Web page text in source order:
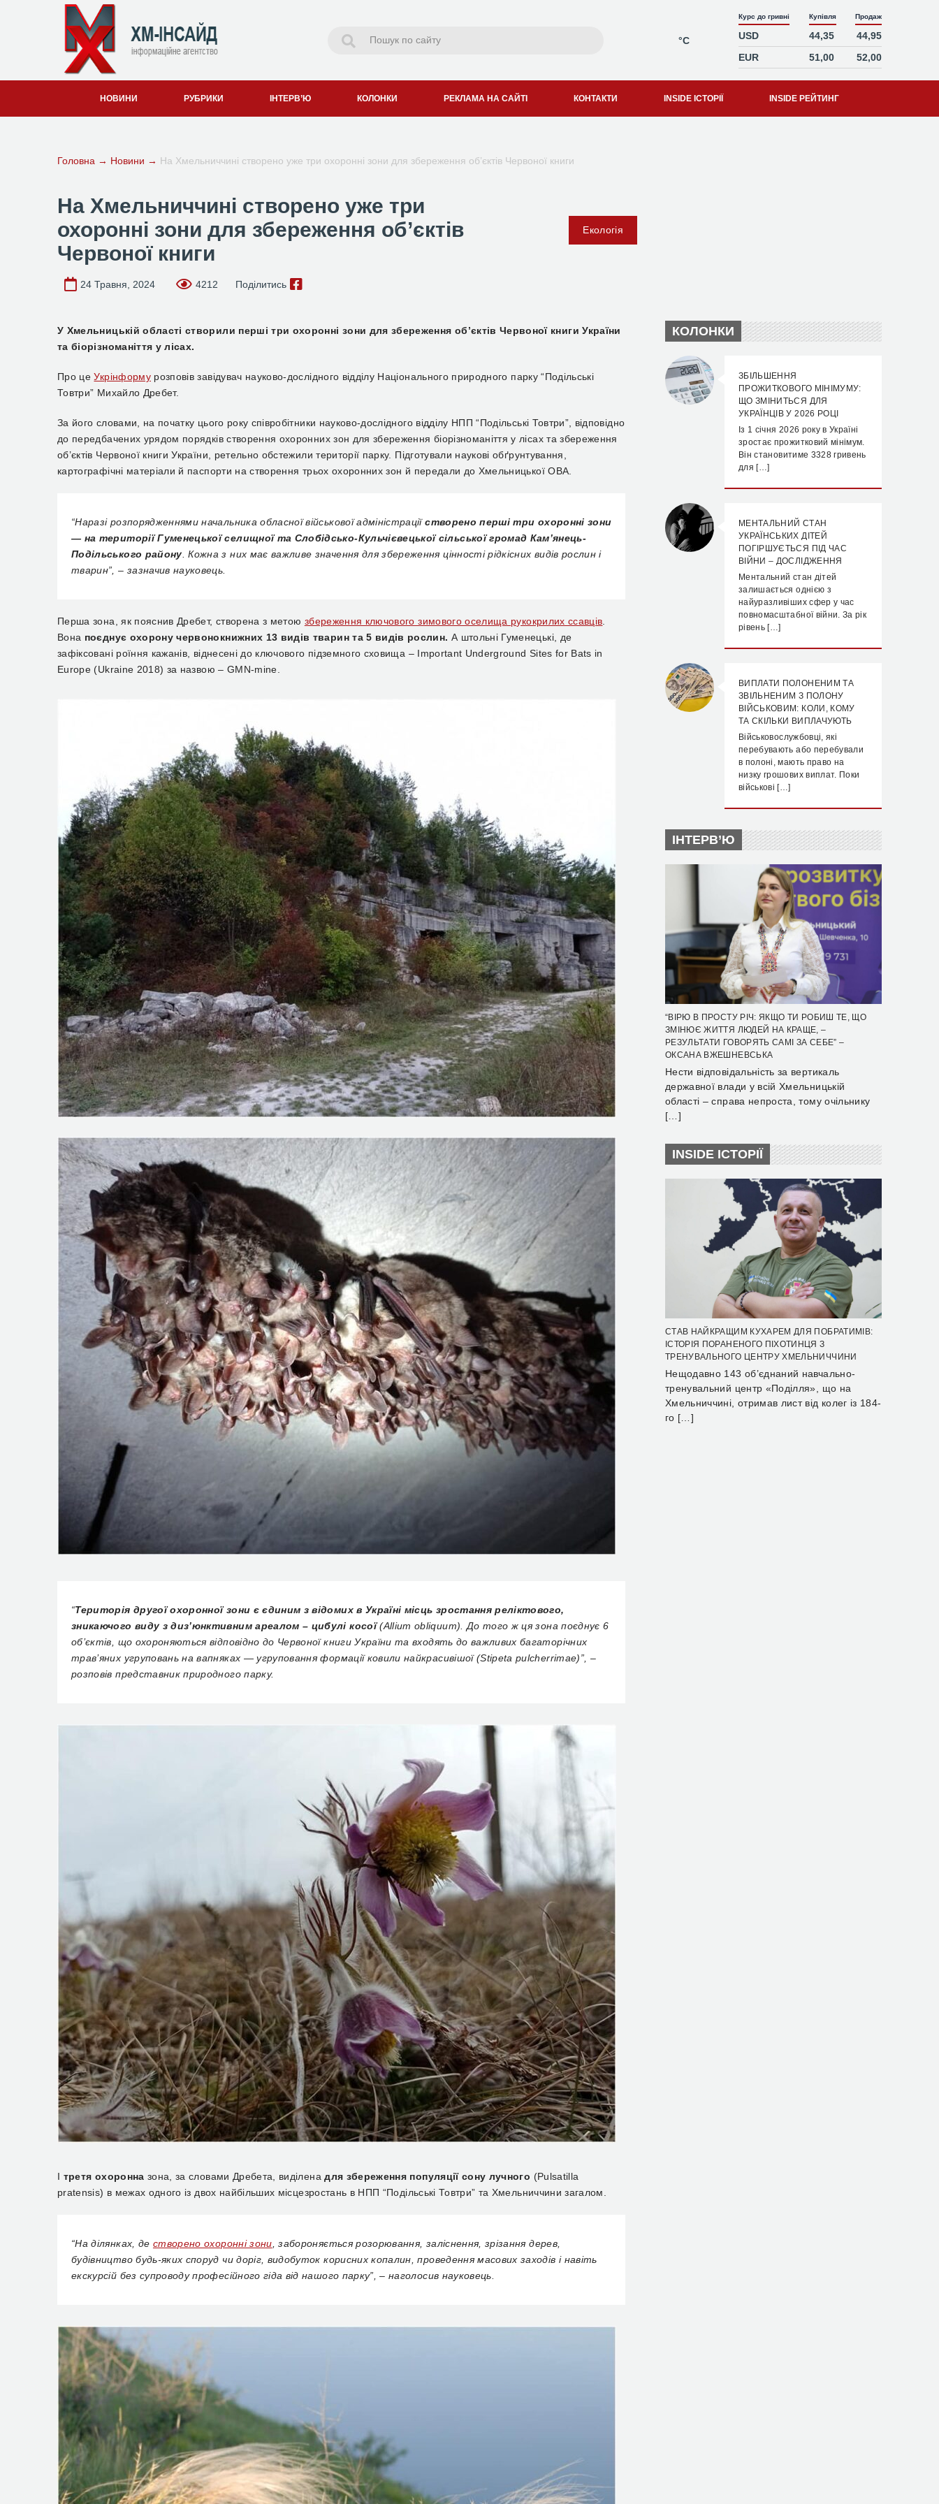
°C
Курс до гривні Купівля Продаж
USD 44,35
44,95
EUR
51,00 52,00
НОВИНИ РУБРИКИ ІНТЕРВ’Ю КОЛОНКИ РЕКЛАМА НА САЙТІ КОНТАКТИ INSIDE ІСТОРІЇ INSIDE РЕЙТИНГ
Головна → Новини → На Хмельниччині створено уже три охоронні зони для збереження об’єктів Червоної книги
На Хмельниччині створено уже три
охоронні зони для збереження об’єктів
Червоної книги
Екологія
24 Травня, 2024 4212 Поділитись
У Хмельницькій області створили перші три охоронні зони для збереження об’єктів Червоної книги України
та біорізноманіття у лісах.
Про цеУкрінформурозповів завідувач науково-дослідного відділу Національного природного парку “Подільські
Товтри” Михайло Дребет.
За його словами, на початку цього року співробітники науково-дослідного відділу НПП “Подільські Товтри”, відповідно
до передбачених урядом порядків створення охоронних зон для збереження біорізноманіття у лісах та збереження
об’єктів Червоної книги України, ретельно обстежили території парку. Підготували наукові обґрунтування,
картографічні матеріали й паспорти на створення трьох охоронних зон й передали до Хмельницької ОВА.
“Наразі розпорядженнями начальника обласної військової адміністраціїстворено перші три охоронні зони
— на території Гуменецької селищної та Слобідсько-Кульчієвецької сільської громад Кам’янець-
Подільського району . Кожна з них має важливе значення для збереження цінності рідкісних видів рослин і
тварин”, – зазначив науковець.
Перша зона, як пояснив Дребет, створена з метою збереження ключового зимового оселища рукокрилих ссавців
Вона поєднує охорону червонокнижних 13 видів тварин та 5 видів рослин. А штольні Гуменецькі, де
зафіксовані роїння кажанів, віднесені до ключового підземного сховища – Important Underground Sites for Bats in
Europe (Ukraine 2018) за назвою – GMN-mine.
“Територія другої охоронної зони є єдиним з відомих в Україні місць зростання реліктового,
зникаючого виду з диз’юнктивним ареалом – цибулі косої(Allium obliquum). До того ж ця зона поєднує 6
об’єктів, що охороняються відповідно до Червоної книги України та входять до важливих багаторічних
трав’яних угруповань на вапняках — угруповання формації ковили найкрасивішої (Stipeta pulcherrimae)”, –
розповів представник природного парку.
І третя охоронна зона, за словами Дребета, виділенадля збереження популяції сону лучного (Pulsatilla
pratensis) в межах одного із двох найбільших місцезростань в НПП “Подільські Товтри” та Хмельниччини загалом.
“На ділянках, де створено охоронні зони , забороняється розорювання, заліснення, зрізання дерев,
будівництво будь-яких споруд чи доріг, видобуток корисних копалин, проведення масових заходів і навіть
екскурсій без супроводу професійного гіда від нашого парку”, – наголосив науковець.
КОЛОНКИ
ЗБІЛЬШЕННЯ
ПРОЖИТКОВОГО МІНІМУМУ:
ЩО ЗМІНИТЬСЯ ДЛЯ
УКРАЇНЦІВ У 2026 РОЦІ
Із 1 січня 2026 року в Україні
зростає прожитковий мінімум.
Він становитиме 3328 гривень
для […]
МЕНТАЛЬНИЙ СТАН
УКРАЇНСЬКИХ ДІТЕЙ
ПОГІРШУЄТЬСЯ ПІД ЧАС
ВІЙНИ – ДОСЛІДЖЕННЯ
Ментальний стан дітей
залишається однією з
найуразливіших сфер у час
повномасштабної війни. За рік
рівень […]
ВИПЛАТИ ПОЛОНЕНИМ ТА
ЗВІЛЬНЕНИМ З ПОЛОНУ
ВІЙСЬКОВИМ: КОЛИ, КОМУ
ТА СКІЛЬКИ ВИПЛАЧУЮТЬ
Військовослужбовці, які
перебувають або перебували
в полоні, мають право на
низку грошових виплат. Поки
військові […]
ІНТЕРВ’Ю
“ВІРЮ В ПРОСТУ РІЧ: ЯКЩО ТИ РОБИШ ТЕ, ЩО
ЗМІНЮЄ ЖИТТЯ ЛЮДЕЙ НА КРАЩЕ, –
РЕЗУЛЬТАТИ ГОВОРЯТЬ САМІ ЗА СЕБЕ” –
ОКСАНА ВЖЕШНЕВСЬКА
Нести відповідальність за вертикаль
державної влади у всій Хмельницькій
області – справа непроста, тому очільнику
[…]
INSIDE ІСТОРІЇ
СТАВ НАЙКРАЩИМ КУХАРЕМ ДЛЯ ПОБРАТИМІВ:
ІСТОРІЯ ПОРАНЕНОГО ПІХОТИНЦЯ З
ТРЕНУВАЛЬНОГО ЦЕНТРУ ХМЕЛЬНИЧЧИНИ
Нещодавно 143 об’єднаний навчально-
тренувальний центр «Поділля», що на
Хмельниччині, отримав лист від колег із 184-
го […]